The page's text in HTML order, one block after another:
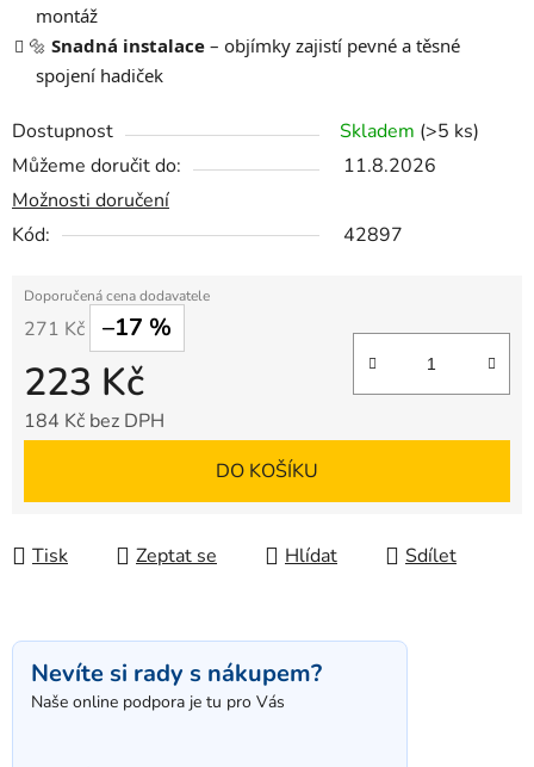
montáž
🔩 Snadná instalace – objímky zajistí pevné a těsné
spojení hadiček
Dostupnost Skladem (>5 ks)
Můžeme doručit do:
11.8.2026
Možnosti doručení
Kód:
42897
271 Kč –17 %
223 Kč
184 Kč bez DPH
DO KOŠÍKU
Tisk Zeptat se Hlídat Sdílet
Nevíte si rady s nákupem?
Naše online podpora je tu pro Vás